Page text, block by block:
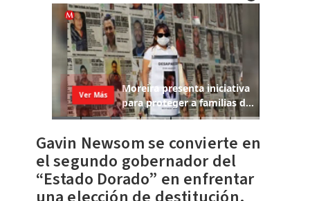
Gavin Newsom se convierte en
el segundo gobernador del
“Estado Dorado” en enfrentar